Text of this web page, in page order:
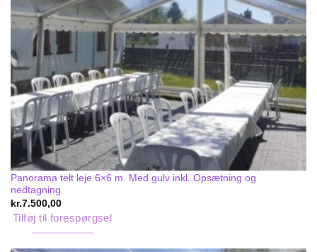
Panorama telt leje 6×6 m. Med gulv inkl. Opsætning og
nedtagning
kr.7.500,00
Tilføj til forespørgsel